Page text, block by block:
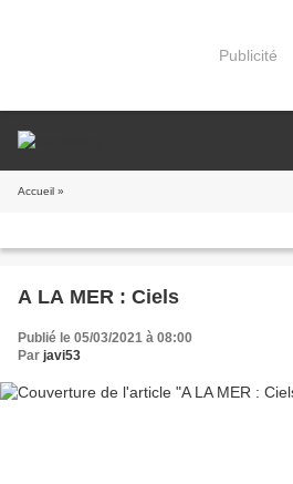
Publicité
Accueil »
A LA MER : Ciels
Publié le 05/03/2021 à 08:00
Par javi53